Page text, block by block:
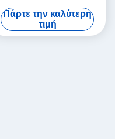
Konica Minolta BH C221
C281 C7122 C7128 C220
C280 C360 C224 C284
Πάρτε την καλύτερη
τιμή